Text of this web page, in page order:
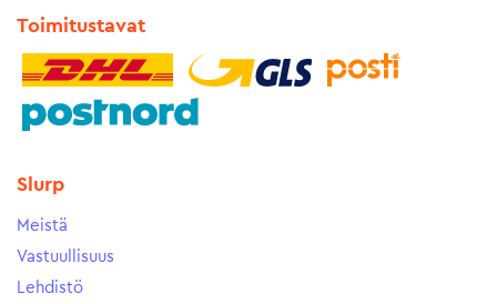
Toimitustavat
Slurp
Meistä
Vastuullisuus
Lehdistö